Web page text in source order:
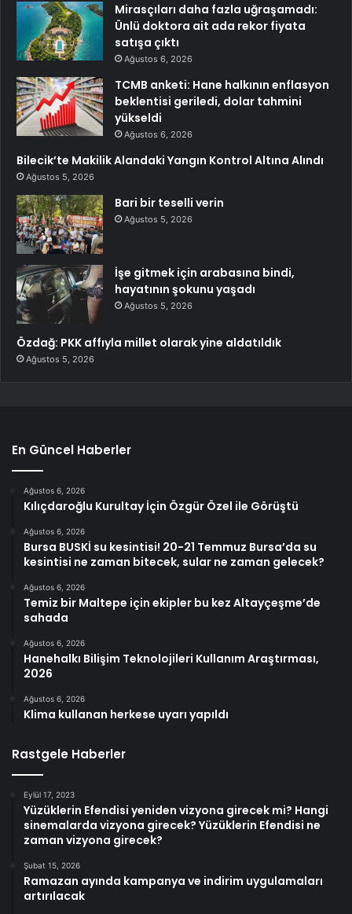
Mirasçıları daha fazla uğraşamadı:
Ünlü doktora ait ada rekor fiyata
satışa çıktı
Ağustos 6, 2026
TCMB anketi: Hane halkının enflasyon
beklentisi geriledi, dolar tahmini
yükseldi
Ağustos 6, 2026
Bilecik’te Makilik Alandaki Yangın Kontrol Altına Alındı
Ağustos 5, 2026
Bari bir teselli verin
Ağustos 5, 2026
İşe gitmek için arabasına bindi,
hayatının şokunu yaşadı
Ağustos 5, 2026
Özdağ: PKK affıyla millet olarak yine aldatıldık
Ağustos 5, 2026
En Güncel Haberler
Ağustos 6, 2026
Kılıçdaroğlu Kurultay İçin Özgür Özel ile Görüştü
Ağustos 6, 2026
Bursa BUSKİ su kesintisi! 20-21 Temmuz Bursa’da su
kesintisi ne zaman bitecek, sular ne zaman gelecek?
Ağustos 6, 2026
Temiz bir Maltepe için ekipler bu kez Altayçeşme’de
sahada
Ağustos 6, 2026
Hanehalkı Bilişim Teknolojileri Kullanım Araştırması,
2026
Ağustos 6, 2026
Klima kullanan herkese uyarı yapıldı
Rastgele Haberler
Eylül 17, 2023
Yüzüklerin Efendisi yeniden vizyona girecek mi? Hangi
sinemalarda vizyona girecek? Yüzüklerin Efendisi ne
zaman vizyona girecek?
Şubat 15, 2026
Ramazan ayında kampanya ve indirim uygulamaları
artırılacak